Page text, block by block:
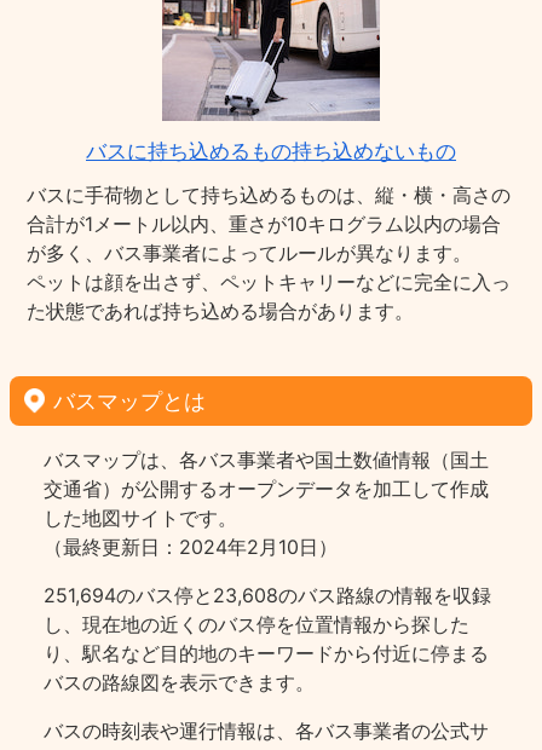
バスに持ち込めるもの持ち込めないもの
バスに手荷物として持ち込めるものは、縦・横・高さの
合計が1メートル以内、重さが10キログラム以内の場合
が多く、バス事業者によってルールが異なります。
ペットは顔を出さず、ペットキャリーなどに完全に入っ
た状態であれば持ち込める場合があります。
バスマップとは
バスマップは、各バス事業者や国土数値情報（国土
交通省）が公開するオープンデータを加工して作成
した地図サイトです。
（最終更新日：2024年2月10日）
251,694のバス停と23,608のバス路線の情報を収録
し、現在地の近くのバス停を位置情報から探した
り、駅名など目的地のキーワードから付近に停まる
バスの路線図を表示できます。
バスの時刻表や運行情報は、各バス事業者の公式サ